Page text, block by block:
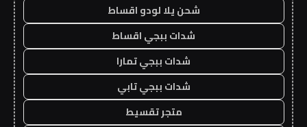
شحن يلا لودو اقساط
شدات ببجي اقساط
شدات ببجي تمارا
شدات ببجي تابي
متجر تقسيط